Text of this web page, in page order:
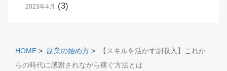
2023年4月 (3)
HOME > 副業の始め方 >
【スキルを活かす副収入】これか
らの時代に感謝されながら稼ぐ方法とは